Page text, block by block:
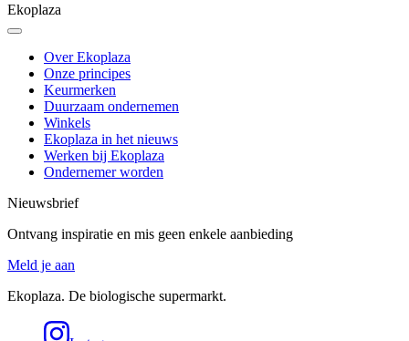
Ekoplaza
Over Ekoplaza
Onze principes
Keurmerken
Duurzaam ondernemen
Winkels
Ekoplaza in het nieuws
Werken bij Ekoplaza
Ondernemer worden
Nieuwsbrief
Ontvang inspiratie en mis geen enkele aanbieding
Meld je aan
Ekoplaza. De biologische supermarkt.